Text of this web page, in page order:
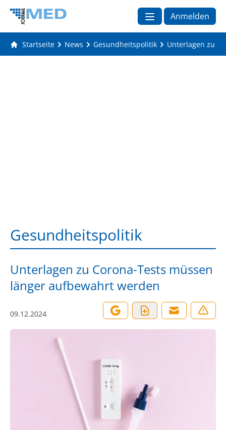
Anmelden
Startseite News Gesundheitspolitik Unterlagen zu
Gesundheitspolitik
Unterlagen zu Corona-Tests müssen
länger aufbewahrt werden
09.12.2024